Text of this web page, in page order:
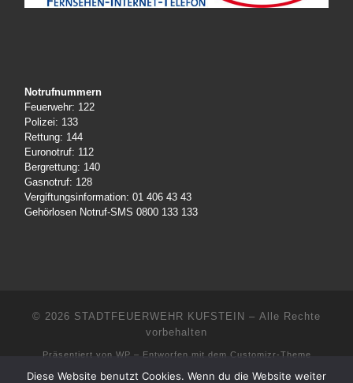
Notrufnummern
Feuerwehr: 122
Polizei: 133
Rettung: 144
Euronotruf: 112
Bergrettung: 140
Gasnotruf: 128
Vergiftungsinformation: 01 406 43 43
Gehörlosen Notruf-SMS 0800 133 133
© 2026 STADTFEUERWEHR KUFSTEIN – Alle Rechte
vorbehalten
Präsentiert von WP – Entworfen mit dem Customizr-Theme
Diese Website benutzt Cookies. Wenn du die Website weiter